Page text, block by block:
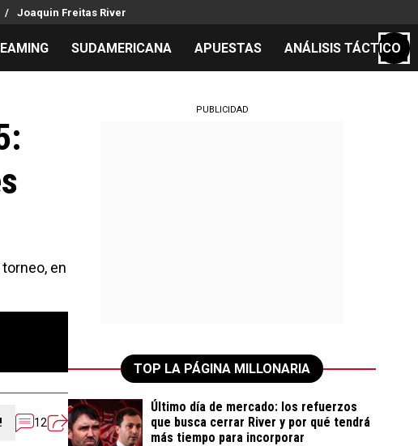
Joaquin Freitas River
SUDAMERICANA APUESTAS ANÁLISIS TÁCTICO
en
12
PUBLICIDAD
TOP LA PÁGINA MILLONARIA
Último día de mercado: los refuerzos
que busca cerrar River y por qué tendrá
más tiempo para incorporar